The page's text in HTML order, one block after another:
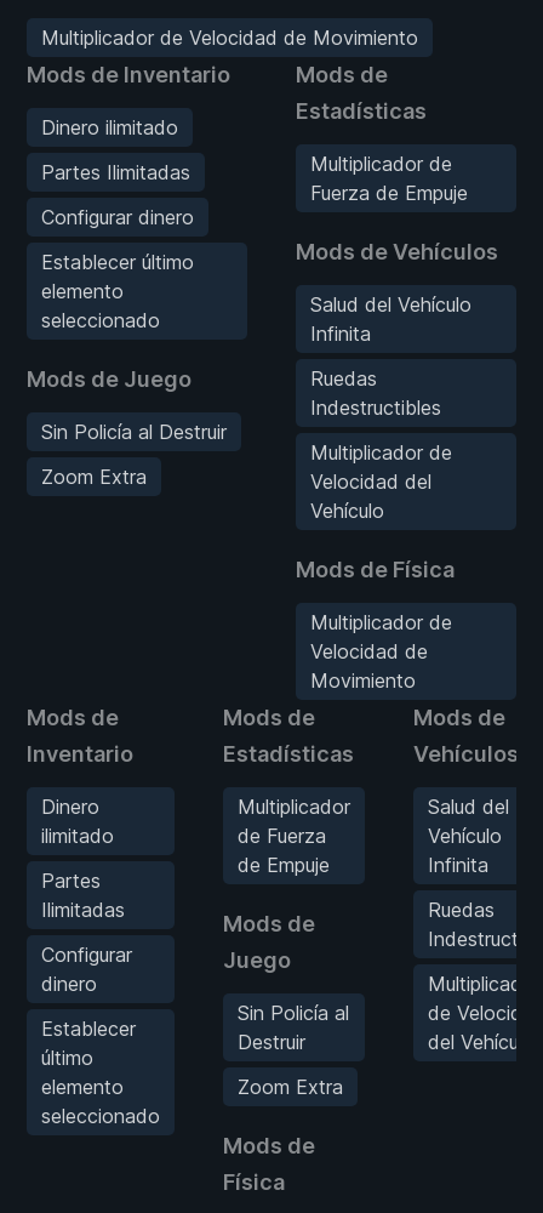
Multiplicador de Velocidad de Movimiento
Mods de Inventario
Dinero ilimitado
Partes Ilimitadas
Configurar dinero
Establecer último
elemento
seleccionado
Mods de Juego
Sin Policía al Destruir
Zoom Extra
Mods de
Estadísticas
Multiplicador de
Fuerza de Empuje
Mods de Vehículos
Salud del Vehículo
Infinita
Ruedas
Indestructibles
Multiplicador de
Velocidad del
Vehículo
Mods de Física
Multiplicador de
Velocidad de
Movimiento
Mods de
Inventario
Dinero
ilimitado
Partes
Ilimitadas
Configurar
dinero
Establecer
último
elemento
seleccionado
Mods de
Estadísticas
Multiplicador
de Fuerza
de Empuje
Mods de
Juego
Sin Policía al
Destruir
Zoom Extra
Mods de
Física
Mods de
Vehículos
Salud del
Vehículo
Infinita
Ruedas
Multiplicador
de
del Vehículo